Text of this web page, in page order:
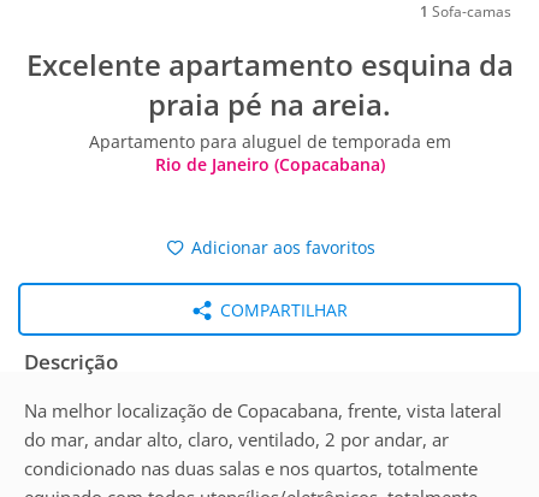
1 Sofa-camas
Excelente apartamento esquina da
praia pé na areia.
Apartamento para aluguel de temporada em
Rio de Janeiro (Copacabana)
Adicionar aos favoritos
COMPARTILHAR
Descrição
Na melhor localização de Copacabana, frente, vista lateral
do mar, andar alto, claro, ventilado, 2 por andar, ar
condicionado nas duas salas e nos quartos, totalmente